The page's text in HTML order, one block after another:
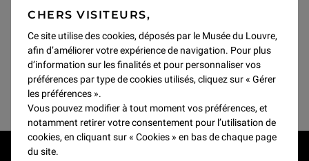
CHERS VISITEURS,
Ce site utilise des cookies, déposés par le Musée du Louvre,
afin d’améliorer votre expérience de navigation. Pour plus
d’information sur les finalités et pour personnaliser vos
préférences par type de cookies utilisés, cliquez sur « Gérer
les préférences ».
Vous pouvez modifier à tout moment vos préférences, et
notamment retirer votre consentement pour l’utilisation de
cookies, en cliquant sur « Cookies » en bas de chaque page
du site.
0 résultat
AVRIL 2027
Pas de résultats pour ce mois